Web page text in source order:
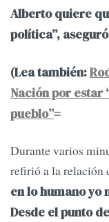
Alberto quiere
política”,
(Lea también:
Nación por estar
pueblo”=
Durante varios
refirió a la relación
en lo humano yo
Desde el punto